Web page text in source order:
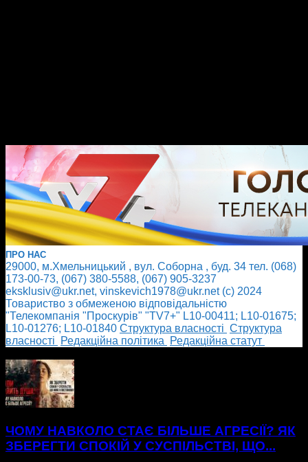
ПРО НАС
29000, м.Хмельницький , вул. Соборна , буд. 34 тел. (068)
173-00-73, (067) 380-5588, (067) 905-3237
eksklusiv@ukr.net, vinskevich1978@ukr.net (с) 2024
Товариство з обмеженою відповідальністю
"Телекомпанія "Проскурів" "TV7+" L10-00411; L10-01675;
L10-01276; L10-01840 Cтруктура власності Cтруктура
власності
Редакційна політика
Редакційна статут
ЧОМУ НАВКОЛО СТАЄ БІЛЬШЕ АГРЕСІЇ? ЯК
ЗБЕРЕГТИ СПОКІЙ У СУСПІЛЬСТВІ, ЩО...